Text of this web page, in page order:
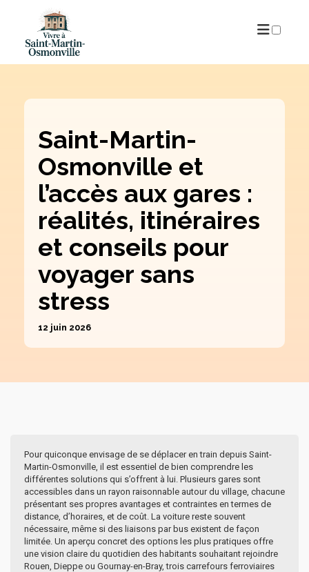
Saint-Martin-
Osmonville et
l’accès aux gares :
réalités, itinéraires
et conseils pour
voyager sans
stress
12 juin 2026
Pour quiconque envisage de se déplacer en train depuis Saint-
Martin-Osmonville, il est essentiel de bien comprendre les
différentes solutions qui s’offrent à lui. Plusieurs gares sont
accessibles dans un rayon raisonnable autour du village, chacune
présentant ses propres avantages et contraintes en termes de
distance, d’horaires, et de coût. La voiture reste souvent
nécessaire, même si des liaisons par bus existent de façon
limitée. Un aperçu concret des options les plus pratiques offre
une vision claire du quotidien des habitants souhaitant rejoindre
Rouen, Dieppe ou Gournay-en-Bray, trois carrefours ferroviaires